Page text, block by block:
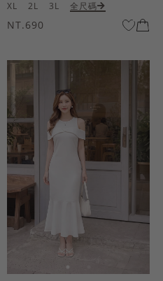
XL 2L 3L 全尺碼
NT.690